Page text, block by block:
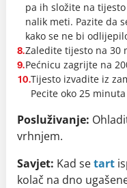
pa ih složite na
nalik meti. Pazite da
kako se ne bi
8.Zaledite tijesto na 30
9.Pećnicu zagrijte na
10.Tijesto izvadite iz
Pecite oko 25
Posluživanje:
vrhnjem.
Savjet: Kad setart
kolač na dno